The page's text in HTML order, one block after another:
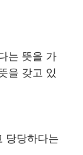
는 뜻을 가
을 갖고 있
당당하다는